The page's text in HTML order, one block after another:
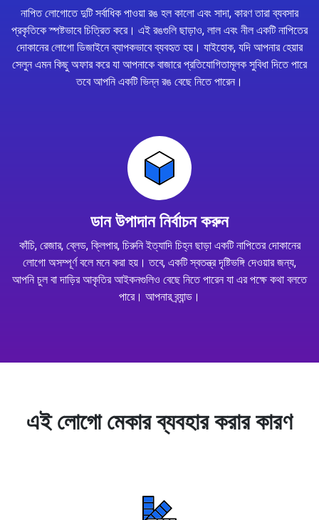
নাপিত লোগোতে দুটি সর্বাধিক পাওয়া রঙ হল কালো এবং সাদা, কারণ তারা ব্যবসার
প্রকৃতিকে স্পষ্টভাবে চিত্রিত করে। এই রঙগুলি ছাড়াও, লাল এবং নীল একটি নাপিতের
দোকানের লোগো ডিজাইনে ব্যাপকভাবে ব্যবহৃত হয়। যাইহোক, যদি আপনার হেয়ার
সেলুন এমন কিছু অফার করে যা আপনাকে বাজারে প্রতিযোগিতামূলক সুবিধা দিতে পারে
তবে আপনি একটি ভিন্ন রঙ বেছে নিতে পারেন।
ডান উপাদান নির্বাচন করুন
কাঁচি, রেজার, ব্লেড, ক্লিপার, চিরুনি ইত্যাদি চিহ্ন ছাড়া একটি নাপিতের দোকানের
লোগো অসম্পূর্ণ বলে মনে করা হয়। তবে, একটি স্বতন্ত্র দৃষ্টিভঙ্গি দেওয়ার জন্য,
আপনি চুল বা দাড়ির আকৃতির আইকনগুলিও বেছে নিতে পারেন যা এর পক্ষে কথা বলতে
পারে। আপনার ব্র্যান্ড।
এই লোগো মেকার ব্যবহার করার কারণ